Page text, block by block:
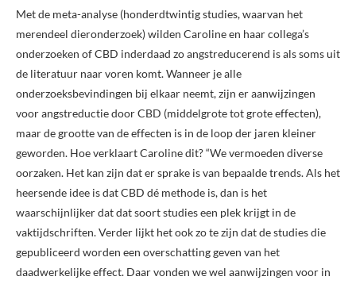
Met de meta-analyse (honderdtwintig studies, waarvan het
merendeel dieronderzoek) wilden Caroline en haar collega’s
onderzoeken of CBD inderdaad zo angstreducerend is als soms uit
de literatuur naar voren komt. Wanneer je alle
onderzoeksbevindingen bij elkaar neemt, zijn er aanwijzingen
voor angstreductie door CBD (middelgrote tot grote effecten),
maar de grootte van de effecten is in de loop der jaren kleiner
geworden. Hoe verklaart Caroline dit? “We vermoeden diverse
oorzaken. Het kan zijn dat er sprake is van bepaalde trends. Als het
heersende idee is dat CBD dé methode is, dan is het
waarschijnlijker dat dat soort studies een plek krijgt in de
vaktijdschriften. Verder lijkt het ook zo te zijn dat de studies die
gepubliceerd worden een overschatting geven van het
daadwerkelijke effect. Daar vonden we wel aanwijzingen voor in